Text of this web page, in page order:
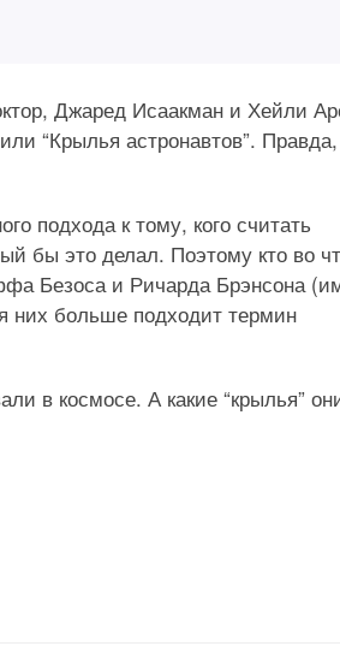
Джаред Исаакман и Хейли
“Крылья астронавтов”. Правда,
подхода к тому, кого считать
бы это делал. Поэтому кто во
Безоса и Ричарда Брэнсона
них больше подходит термин
в космосе. А какие “крылья”